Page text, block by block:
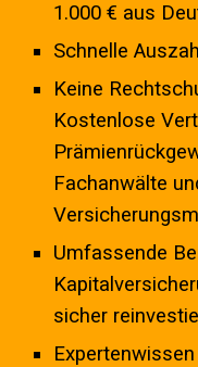
1.000 € aus
Schnelle
Keine
Kostenlose
Fachanwälte
Umfassende
sicher